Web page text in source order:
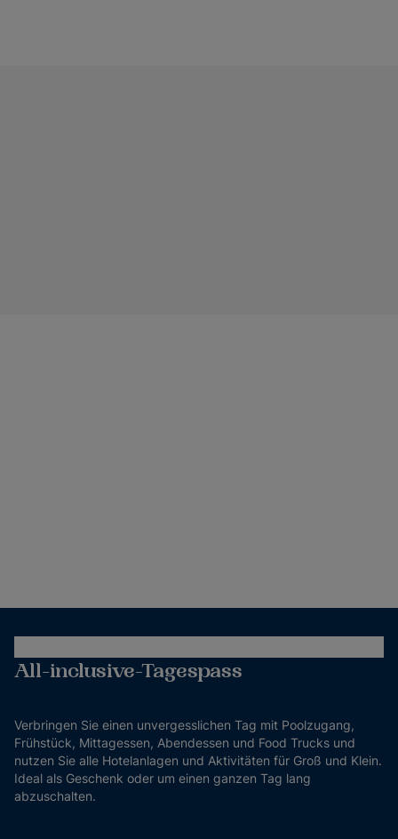
All-inclusive-Tagespass
Verbringen Sie einen unvergesslichen Tag mit Poolzugang,
Frühstück, Mittagessen, Abendessen und Food Trucks und
nutzen Sie alle Hotelanlagen und Aktivitäten für Groß und Klein.
Ideal als Geschenk oder um einen ganzen Tag lang
abzuschalten.